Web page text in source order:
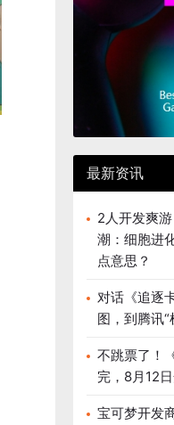
最新资讯
2人开发爽
潮：细胞进
点意思？
对话《追逐
图，到腾讯“
不跳票了！
完，8月12
宝可梦开发